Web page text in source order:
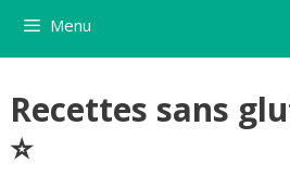
Menu
Recettes sans
⭐